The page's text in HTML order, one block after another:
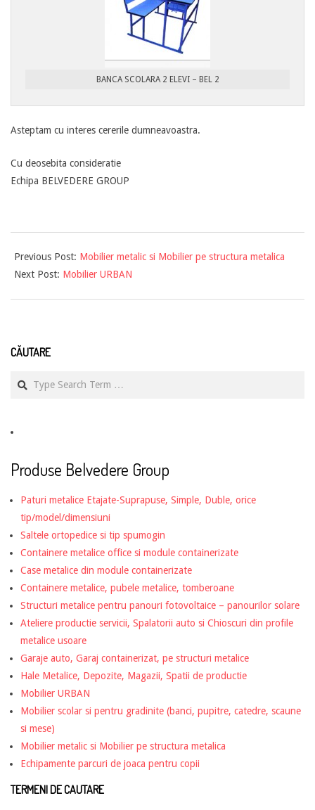
BANCA SCOLARA 2 ELEVI – BEL 2
Asteptam cu interes cererile dumneavoastra.
Cu deosebita consideratie
Echipa BELVEDERE GROUP
05-
13
Previous Post: Mobilier metalic si Mobilier pe structura metalica
Next Post: Mobilier URBAN
CĂUTARE
Produse Belvedere Group
Paturi metalice Etajate-Suprapuse, Simple, Duble, orice
tip/model/dimensiuni
Saltele ortopedice si tip spumogin
Containere metalice office si module containerizate
Case metalice din module containerizate
Containere metalice, pubele metalice, tomberoane
Structuri metalice pentru panouri fotovoltaice – panourilor solare
Ateliere productie servicii, Spalatorii auto si Chioscuri din profile
metalice usoare
Garaje auto, Garaj containerizat, pe structuri metalice
Hale Metalice, Depozite, Magazii, Spatii de productie
Mobilier URBAN
Mobilier scolar si pentru gradinite (banci, pupitre, catedre, scaune
si mese)
Mobilier metalic si Mobilier pe structura metalica
Echipamente parcuri de joaca pentru copii
TERMENI DE CAUTARE